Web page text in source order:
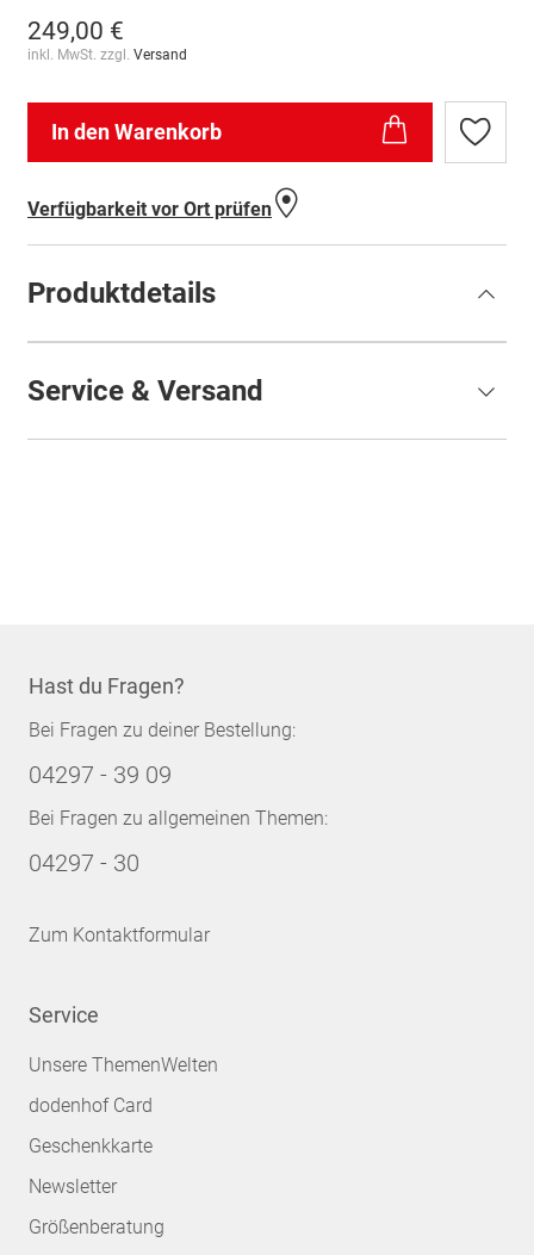
249,00 €
inkl. MwSt. zzgl. Versand
In den Warenkorb
Zur
Verfügbarkeit vor Ort prüfen
Produktdetails
Service & Versand
Hast du Fragen?
Bei Fragen zu deiner Bestellung:
04297 - 39 09
Bei Fragen zu allgemeinen Themen:
04297 - 30
Zum Kontaktformular
Service
Unsere ThemenWelten
dodenhof Card
Geschenkkarte
Newsletter
Größenberatung